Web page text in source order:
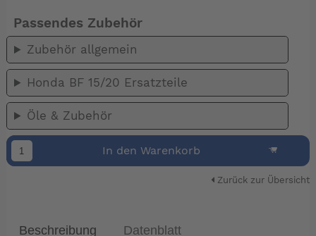
Passendes Zubehör
Zubehör allgemein
Honda BF 15/20 Ersatzteile
Öle & Zubehör
In den Warenkorb
Zurück zur Übersicht
Beschreibung Datenblatt